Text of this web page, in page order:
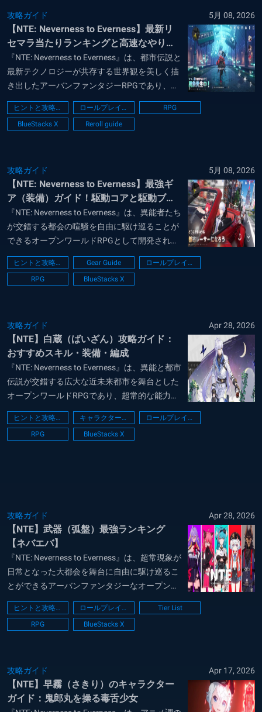
攻略ガイド 5月 08, 2026
【NTE: Neverness to Everness】最新リ
セマラ当たりランキングと高速なやり方
【ネバエバ】
『NTE: Neverness to Everness』は、都市伝説と
最新テクノロジーが共存する世界観を美しく描
き出したアーバンファンタジーRPGであり、プ
レイヤーは特殊な能力を持つキャラクターを操
作して都市に潜む異変を解決しながら、自分だ
けの拠点作りや街中でのドライブを楽しむとい
ヒントと攻略法 ロールプレイング
RPG
BlueStacks X
Reroll guide
攻略ガイド 5月 08, 2026
【NTE: Neverness to Everness】最強ギ
ア（装備）ガイド！駆動コアと駆動ブロ
ックの仕組み
『NTE: Neverness to Everness』は、異能者たち
が交錯する都会の喧騒を自由に駆け巡ることが
できるオープンワールドRPGとして開発されて
おり、異能力を用いた爽快な戦闘システムはも
ちろんのこと、愛車のカスタマイズや不動産の
経営といった細部まで作り込まれた生活シミュ
ヒントと攻略法 Gear Guide
ロールプレイング
RPG
BlueStacks X
攻略ガイド Apr 28, 2026
【NTE】白蔵（ばいざん）攻略ガイド：
おすすめスキル・装備・編成
『NTE: Neverness to Everness』は、異能と都市
伝説が交錯する広大な近未来都市を舞台とした
オープンワールドRPGであり、超常的な能力を
操る爽快なアクションバトルに加えて自慢の愛
車を改造したり都市の物件を所有するといった
自由度の高いライフスタイルを楽しむことがで
ヒントと攻略法 キャラクターに関するガイド
ロールプレイング
RPG
BlueStacks X
攻略ガイド Apr 28, 2026
【NTE】武器（弧盤）最強ランキング
【ネバエバ】
『NTE: Neverness to Everness』は、超常現象が
日常となった大都会を舞台に自由に駆け巡るこ
とができるアーバンファンタジーなオープンワ
ールドRPGであり、プレイヤーは異能を駆使し
たスタイリッシュなリアルタイムバトルを楽し
みながら自分だけの車を自由にカスタマイズし
ヒントと攻略法 ロールプレイング
Tier List
RPG
BlueStacks X
攻略ガイド Apr 17, 2026
【NTE】早霧（さきり）のキャラクター
ガイド：鬼郎丸を操る毒舌少女